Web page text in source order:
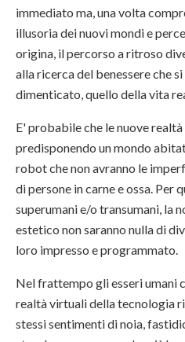
immediato ma, una volta
illusoria dei nuovi mondi e
origina, il percorso a ritroso
alla ricerca del benessere che
dimenticato, quello della vita
E' probabile che le nuove
predisponendo un mondo
robot che non avranno le
di persone in carne e ossa. Per
superumani e/o transumani, la
estetico non saranno nulla di
loro impresso e programmato.
Nel frattempo gli esseri umani
realtà virtuali della tecnologia
stessi sentimenti di noia,